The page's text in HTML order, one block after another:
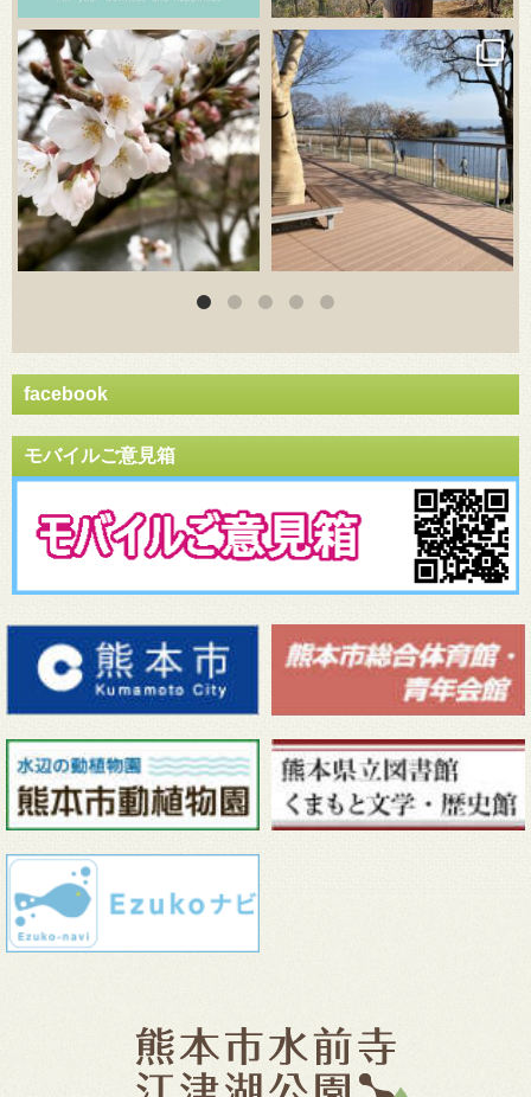
3月 20 3月 18
facebook
モバイルご意見箱